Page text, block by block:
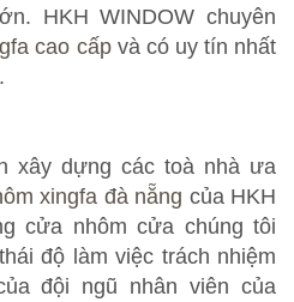
HKH WINDOW chuyên
cao cấpvà có uy tín nhất
xây dựng các toà nhà ưa
xingfa đà nẵng của HKH
cửa nhôm cửa chúng tôi
độ làm việc trách nhiệm
đội ngũ nhân viên của